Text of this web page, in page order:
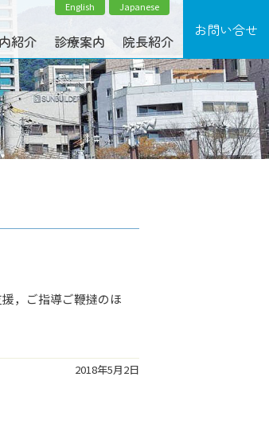
紹介 診療案内 院長紹介
English Japanese
，ご指導ご鞭撻のほ
2018年5月2日